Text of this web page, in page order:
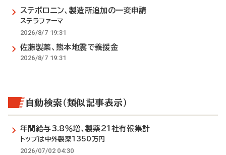
ステボロニン、製造所追加の一変申請
ステラファーマ
2026/8/7 19:31
佐藤製薬、熊本地震で義援金
2026/8/7 19:31
自動検索（類似記事表示）
年間給与3.8％増、製薬21社有報集計
トップは中外製薬1350万円
2026/07/02 04:30